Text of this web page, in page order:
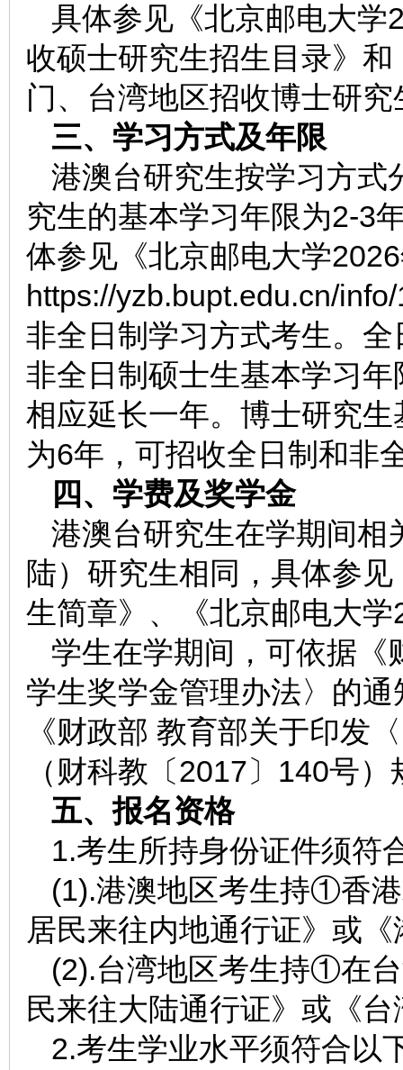
具体参见《北京邮电大学
收硕士研究生招生目录》
门、台湾地区招收博士研
三、学习方式及年限
港澳台研究生按学习方式
究生的基本学习年限为2-3
体参见《北京邮电大学
https://yzb.bupt.edu.cn/
非全日制学习方式考生。
非全日制硕士生基本学习
相应延长一年。博士研究
为6年，可招收全日制和非
四、学费及奖学金
港澳台研究生在学期间相
陆）研究生相同，具体参
生简章》、《北京邮电大
学生在学期间，可依据《
学生奖学金管理办法〉的
《财政部 教育部关于印发
（财科教〔2017〕140号
五、报名资格
1.考生所持身份证件须符
(1).港澳地区考生持①香
居民来往内地通行证》或
(2).台湾地区考生持①在
民来往大陆通行证》或《
2.考生学业水平须符合以